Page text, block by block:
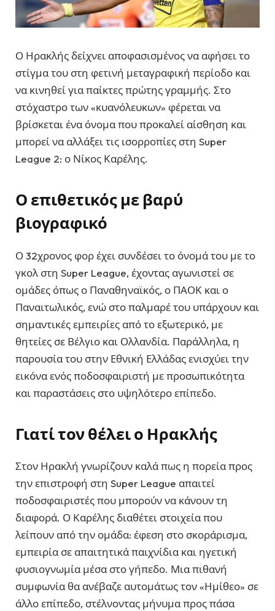
Ο Ηρακλής δείχνει αποφασισμένος να αφήσει το
στίγμα του στη φετινή μεταγραφική περίοδο και
να κινηθεί για παίκτες πρώτης γραμμής. Στο
στόχαστρο των «κυανόλευκων» φέρεται να
βρίσκεται ένα όνομα που προκαλεί αίσθηση και
μπορεί να αλλάξει τις ισορροπίες στη Super
League 2: ο Νίκος Καρέλης.
Ο επιθετικός με βαρύ
βιογραφικό
Ο 32χρονος φορ έχει συνδέσει το όνομά του με το
γκολ στη Super League, έχοντας αγωνιστεί σε
ομάδες όπως ο Παναθηναϊκός, ο ΠΑΟΚ και ο
Παναιτωλικός, ενώ στο παλμαρέ του υπάρχουν και
σημαντικές εμπειρίες από το εξωτερικό, με
θητείες σε Βέλγιο και Ολλανδία. Παράλληλα, η
παρουσία του στην Εθνική Ελλάδας ενισχύει την
εικόνα ενός ποδοσφαιριστή με προσωπικότητα
και παραστάσεις στο υψηλότερο επίπεδο.
Γιατί τον θέλει ο Ηρακλής
Στον Ηρακλή γνωρίζουν καλά πως η πορεία προς
την επιστροφή στη Super League απαιτεί
ποδοσφαιριστές που μπορούν να κάνουν τη
διαφορά. Ο Καρέλης διαθέτει στοιχεία που
λείπουν από την ομάδα: έφεση στο σκοράρισμα,
εμπειρία σε απαιτητικά παιχνίδια και ηγετική
φυσιογνωμία μέσα στο γήπεδο. Μια πιθανή
συμφωνία θα ανέβαζε αυτομάτως τον «Ημίθεο» σε
άλλο επίπεδο, στέλνοντας μήνυμα προς πάσα